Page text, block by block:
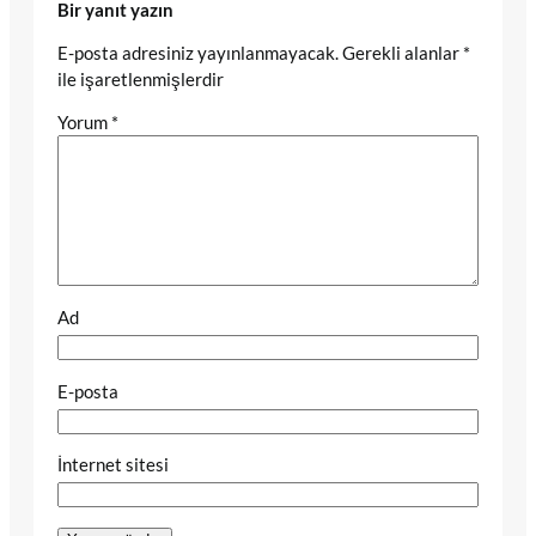
Bir yanıt yazın
E-posta adresiniz yayınlanmayacak. Gerekli alanlar *
ile işaretlenmişlerdir
Yorum *
Ad
E-posta
İnternet sitesi